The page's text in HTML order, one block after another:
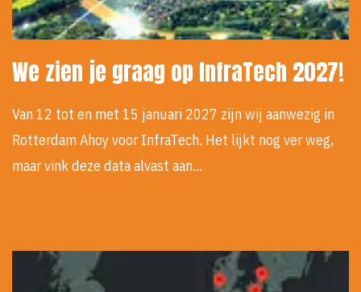
We zien je graag op InfraTech 2027!
Van 12 tot en met 15 januari 2027 zijn wij aanwezig in
Rotterdam Ahoy voor InfraTech. Het lijkt nog ver weg,
maar vink deze data alvast aan…